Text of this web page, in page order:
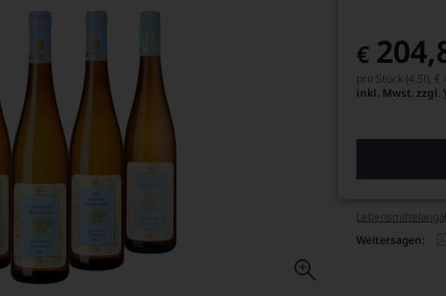
€
pro Stück (4.5l), €
inkl. Mwst. zzgl.
Weitersagen: